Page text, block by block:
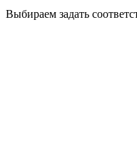
Выбираем задать